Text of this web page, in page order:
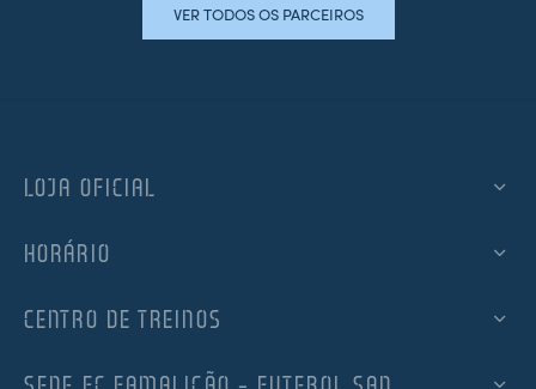
VER TODOS OS PARCEIROS
LOJA OFICIAL
HORÁRIO
CENTRO DE TREINOS